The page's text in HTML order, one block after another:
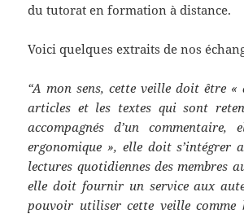
du tutorat en formation à distance.
Voici quelques extraits de nos
“A mon sens, cette veille doit être
articles et les textes qui sont
accompagnés d’un
ergonomique », elle doit s’intégrer
lectures quotidiennes des membres
elle doit fournir un service aux
pouvoir utiliser cette veille comme